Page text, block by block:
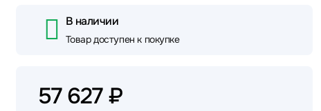
В наличии
Товар доступен к покупке
57 627 ₽